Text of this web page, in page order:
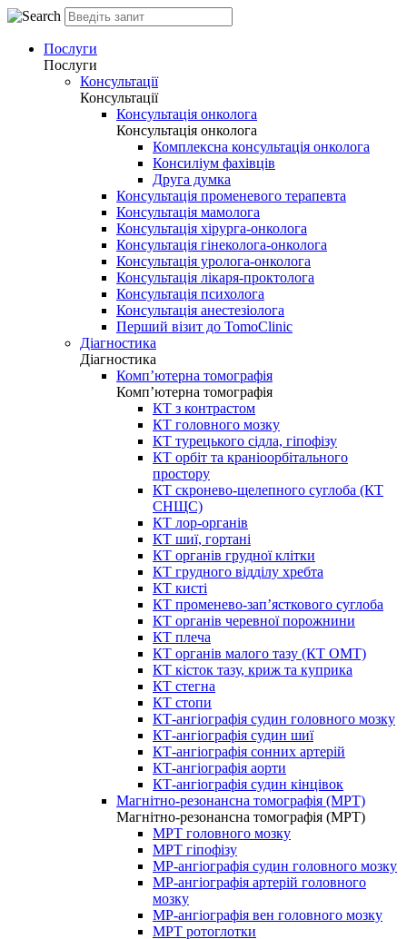
Послуги
Послуги
Консультації
Консультації
Консультація онколога
Консультація онколога
Комплексна консультація онколога
Консиліум фахівців
Друга думка
Консультація променевого терапевта
Консультація мамолога
Консультація хірурга-онколога
Консультація гінеколога-онколога
Консультація уролога-онколога
Консультація лікаря-проктолога
Консультація психолога
Консультація анестезіолога
Перший візит до TomoClinic
Діагностика
Діагностика
Комп’ютерна томографія
Комп’ютерна томографія
КТ з контрастом
КТ головного мозку
КТ турецького сідла, гіпофізу
КТ орбіт та краніоорбітального
простору
КТ скронево-щелепного суглоба (КТ
СНЩС)
КТ лор-органів
КТ шиї, гортані
КТ органів грудної клітки
КТ грудного відділу хребта
КТ кисті
КТ променево-зап’ясткового суглоба
КТ органів черевної порожнини
КТ плеча
КТ органів малого тазу (КТ ОМТ)
КТ кісток тазу, криж та куприка
КТ стегна
КТ стопи
КТ-ангіографія судин головного мозку
КТ-ангіографія судин шиї
КТ-ангіографія сонних артерій
КТ-ангіографія аорти
КТ-ангіографія судин кінцівок
Магнітно-резонансна томографія (МРТ)
Магнітно-резонансна томографія (МРТ)
МРТ головного мозку
МРТ гіпофізу
МР-ангіографія судин головного мозку
МР-ангіографія артерій головного
мозку
МР-ангіографія вен головного мозку
МРТ ротоглотки